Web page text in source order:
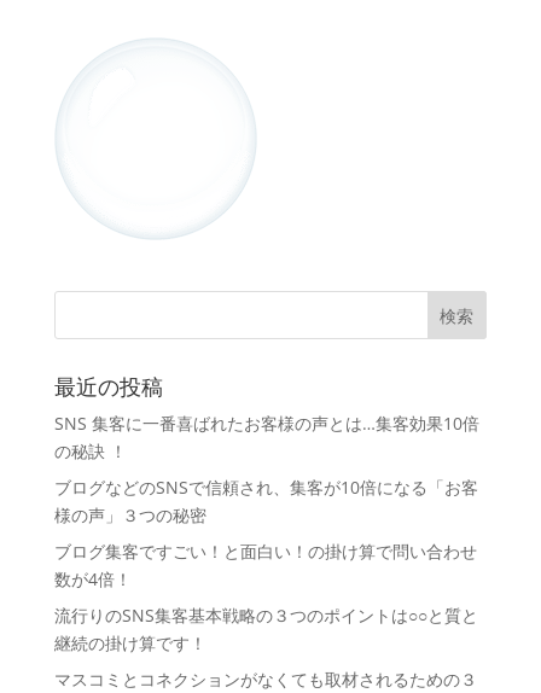
最近の投稿
SNS 集客に一番喜ばれたお客様の声とは…集客効果10倍
の秘訣 ！
ブログなどのSNSで信頼され、集客が10倍になる「お客
様の声」３つの秘密
ブログ集客ですごい！と面白い！の掛け算で問い合わせ
数が4倍！
流行りのSNS集客基本戦略の３つのポイントは○○と質と
継続の掛け算です！
マスコミとコネクションがなくても取材されるための３